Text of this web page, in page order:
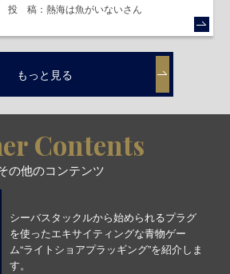
投稿
熱海は魚がいないさん
もっと見る
Contents
の他のコンテンツ
シーバスタックルから始められるプラグ
を使ったエキサイティングな青物ゲー
ム“ライトショアプラッギング”を紹介しま
す。